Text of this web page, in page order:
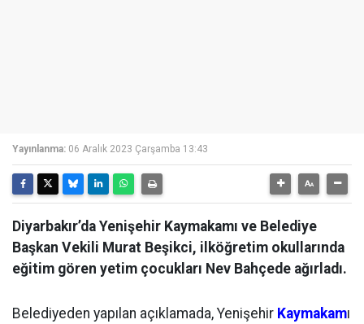
Yayınlanma: 06 Aralık 2023 Çarşamba 13:43
Diyarbakır’da Yenişehir Kaymakamı ve Belediye
Başkan Vekili Murat Beşikci, ilköğretim okullarında
eğitim gören yetim çocukları Nev Bahçede ağırladı.
Belediyeden yapılan açıklamada, Yenişehir Kaymakamı